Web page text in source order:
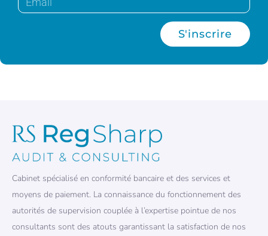
S'inscrire
Cabinet spécialisé en conformité bancaire et des services et
moyens de paiement. La connaissance du fonctionnement des
autorités de supervision couplée à l’expertise pointue de nos
consultants sont des atouts garantissant la satisfaction de nos